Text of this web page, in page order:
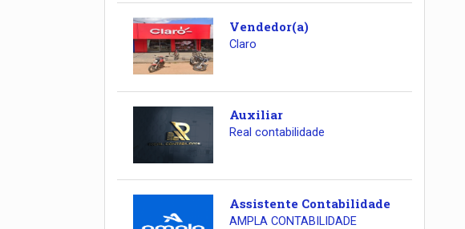
Vendedor(a)
Claro
Auxiliar
Real contabilidade
Assistente Contabilidade
AMPLA CONTABILIDADE